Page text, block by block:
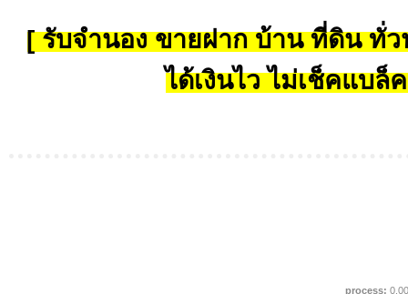
[ รับจำนอง ขายฝาก บ้าน ที่ดิน ทั่ว
ได้เงินไว ไม่เช็คแบล็
process: